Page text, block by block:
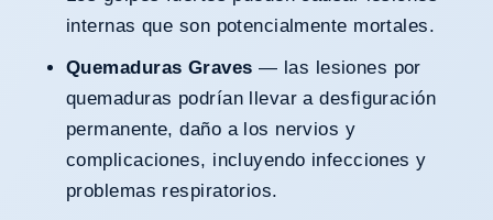
internas que son potencialmente mortales.
Quemaduras Graves — las lesiones por
quemaduras podrían llevar a desfiguración
permanente, daño a los nervios y
complicaciones, incluyendo infecciones y
problemas respiratorios.